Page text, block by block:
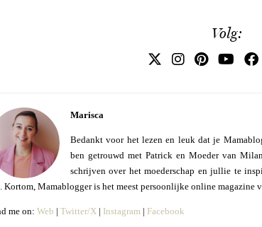
Volg:
Marisca
Bedankt voor het lezen en leuk dat je
ben getrouwd met Patrick en Moeder van
schrijven over het moederschap en jullie te
Kortom, Mamablogger is het meest persoonlijke online magazine
me on: Web | Twitter/X | Instagram | Facebook